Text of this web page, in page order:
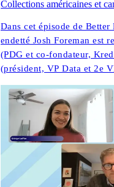
Collections américaines et
Dans cet épisode de
endetté Josh Foreman est
(PDG et co-fondateur,
(président, VP Data et 2e
compliance, de la